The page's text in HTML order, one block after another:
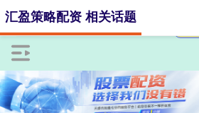
汇盈策略配资 相关话题